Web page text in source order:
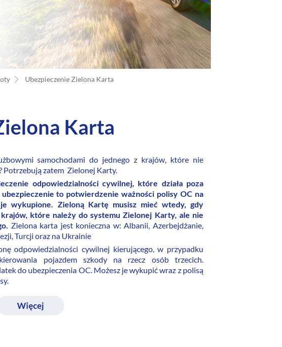
Ubezpieczenie Zielona Karta
Karta
samochodami do jednego z krajów, które nie
Potrzebują zatem Zielonej Karty.
odpowiedzialności cywilnej, które działa poza
to potwierdzenie ważności polisy OC na
wykupione. Zieloną Kartę musisz mieć wtedy, gdy
które należy do systemu Zielonej Karty, ale nie
Zielona karta jest konieczna w: Albanii, Azerbejdżanie,
Turcji oraz na Ukrainie
odpowiedzialności cywilnej kierującego, w przypadku
pojazdem szkody na rzecz osób trzecich.
do ubezpieczenia OC. Możesz je wykupić wraz z polisą
Więcej